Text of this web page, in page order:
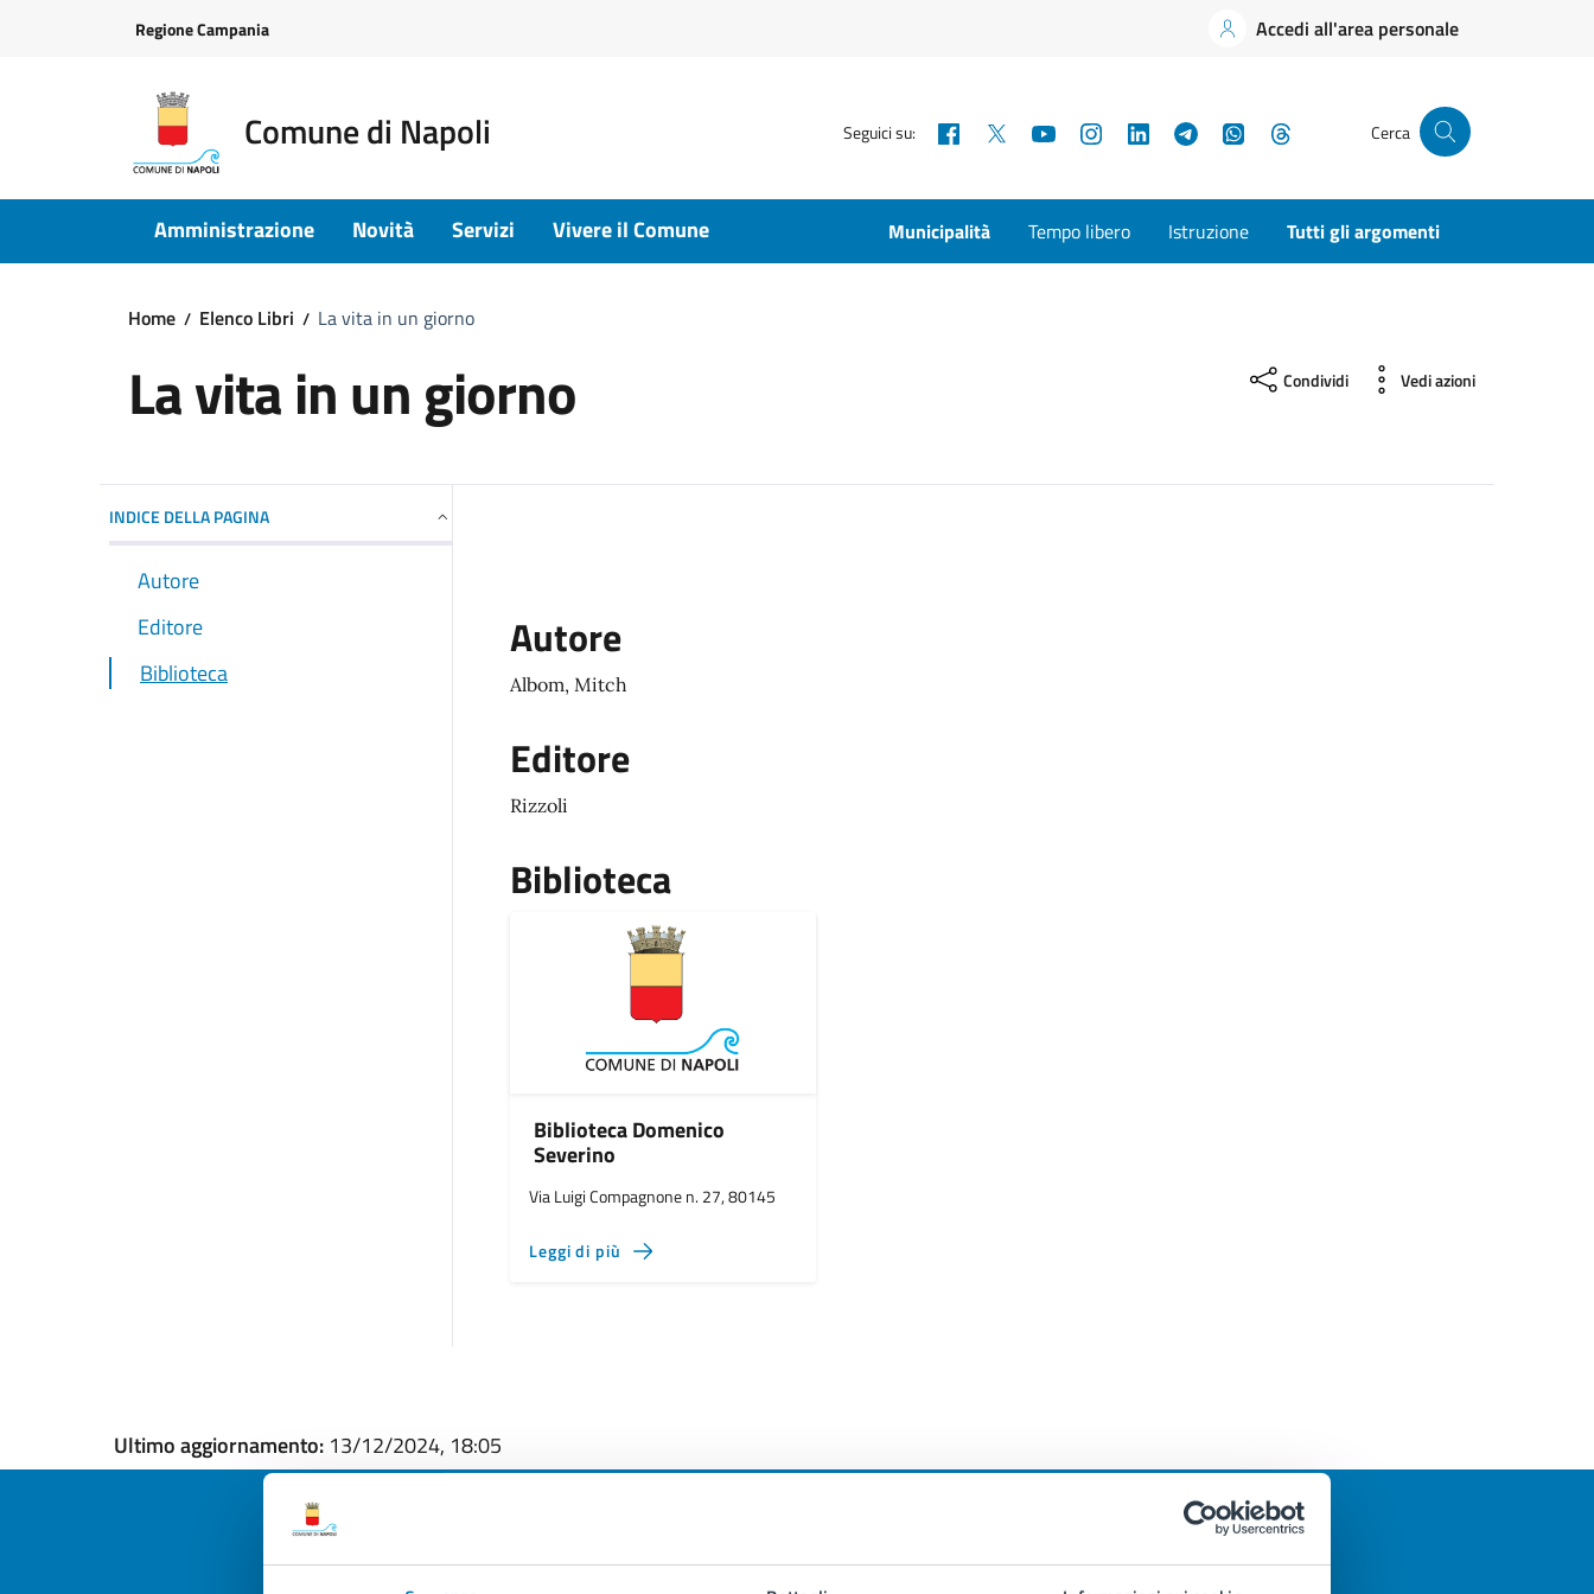
Regione Campania Accedi all'area personale
Comune di Napoli Seguici su: Facebook YouTubeInstagramLinkedInTelegramWhatsApp Cerca
Amministrazione Novità Servizi Vivere il Comune Municipalità Tempo libero Istruzione Tutti gli argomenti
Home Elenco Libri La vita in un giorno
La vita in un giorno Condividi Vedi azioni
INDICE DELLA PAGINA
Autore
Editore
Biblioteca
Autore
Albom, Mitch
Editore
Rizzoli
Biblioteca
Biblioteca Domenico
Severino
Via Luigi Compagnone n. 27, 80145
Leggi di più
Ultimo aggiornamento: 13/12/2024, 18:05